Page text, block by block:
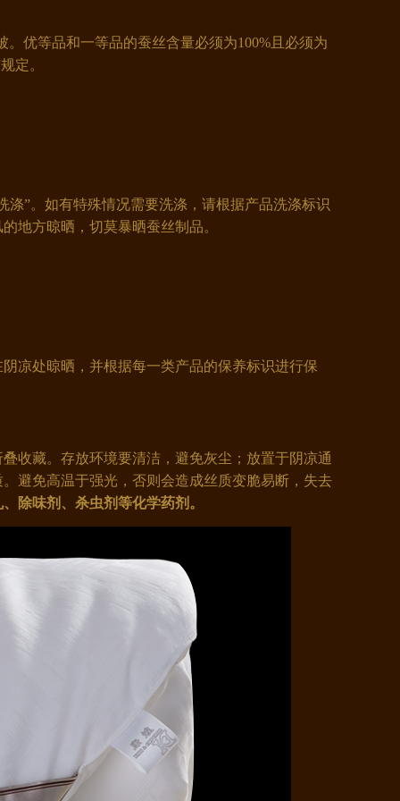
优等品和一等品的蚕丝含量必须为100%且必须为
定。
”。如有特殊情况需要洗涤，请根据产品洗涤标识
地方晾晒，切莫暴晒蚕丝制品。
凉处晾晒，并根据每一类产品的保养标识进行保
收藏。存放环境要清洁，避免灰尘；放置于阴凉通
避免高温于强光，否则会造成丝质变脆易断，失去
除味剂、杀虫剂等化学药剂。